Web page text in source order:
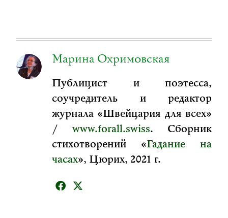
Марина Охримовская
Публицист и поэтесса,
соучредитель и редактор
журнала «Швейцария для всех»
/ www.forall.swiss. Сборник
стихотворений «Гадание на
часах», Цюрих, 2021 г.